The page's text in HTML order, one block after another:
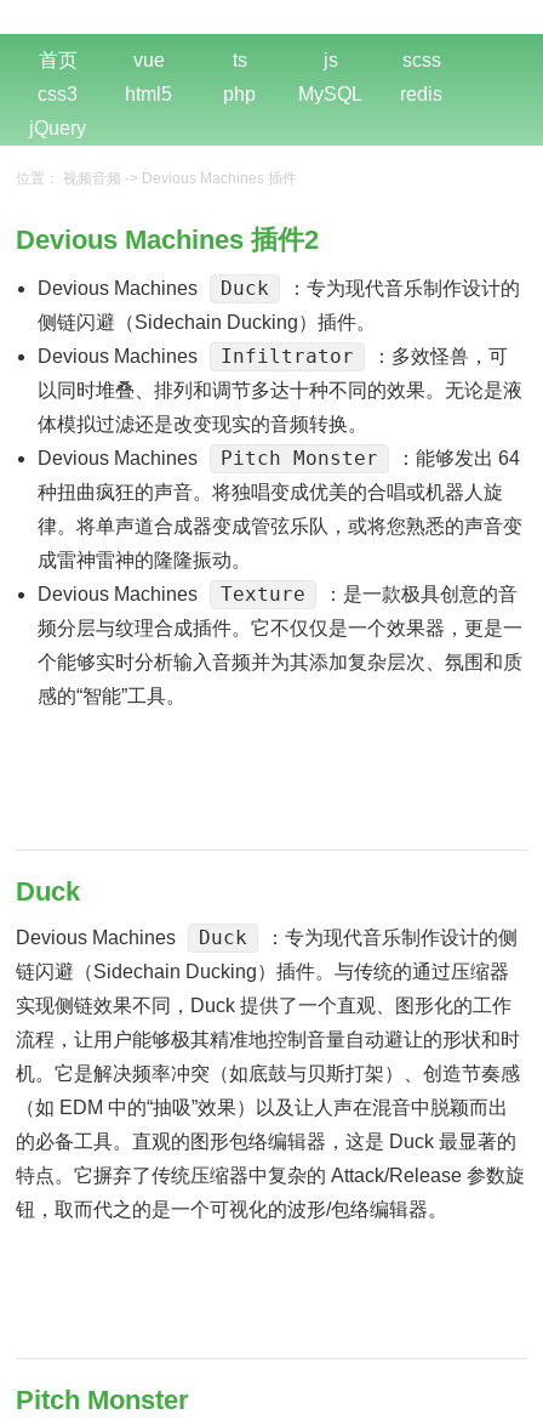
首页 vue ts js
scss
css3
html5 php MySQL
redis
jQuery
位置： 视频音频 -> Devious Machines 插件
Devious Machines 插件2
Devious Machines Duck
：专为现代音乐制作设计的
侧链闪避（Sidechain Ducking）插件。
Devious Machines
Infiltrator
：多效怪兽，可
以同时堆叠、排列和调节多达十种不同的效果。无论是液
体模拟过滤还是改变现实的音频转换。
Devious Machines
Pitch Monster
：能够发出 64
种扭曲疯狂的声音。将独唱变成优美的合唱或机器人旋
律。将单声道合成器变成管弦乐队，或将您熟悉的声音变
成雷神雷神的隆隆振动。
Devious Machines
Texture
：是一款极具创意的音
频分层与纹理合成插件。它不仅仅是一个效果器，更是一
个能够实时分析输入音频并为其添加复杂层次、氛围和质
感的“智能”工具。
Duck
Devious Machines Duck
：专为现代音乐制作设计的侧
链闪避（Sidechain Ducking）插件。与传统的通过压缩器
实现侧链效果不同，Duck 提供了一个直观、图形化的工作
流程，让用户能够极其精准地控制音量自动避让的形状和时
机。它是解决频率冲突（如底鼓与贝斯打架）、创造节奏感
（如 EDM 中的“抽吸”效果）以及让人声在混音中脱颖而出
的必备工具。直观的图形包络编辑器，这是 Duck 最显著的
特点。它摒弃了传统压缩器中复杂的 Attack/Release 参数旋
钮，取而代之的是一个可视化的波形/包络编辑器。
Pitch Monster